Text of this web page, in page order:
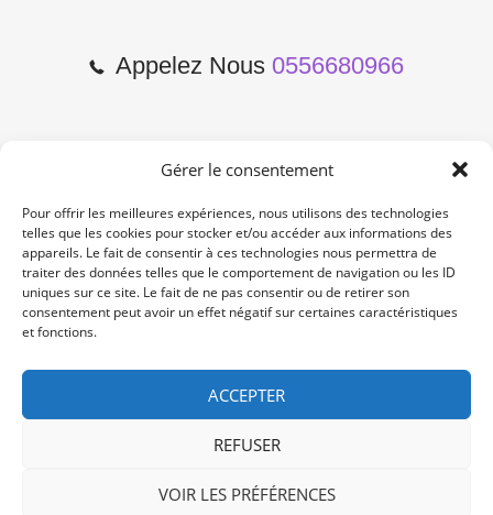
Gérer le consentement
Pour offrir les meilleures expériences, nous utilisons des technologies
telles que les cookies pour stocker et/ou accéder aux informations des
appareils. Le fait de consentir à ces technologies nous permettra de
traiter des données telles que le comportement de navigation ou les ID
uniques sur ce site. Le fait de ne pas consentir ou de retirer son
consentement peut avoir un effet négatif sur certaines caractéristiques
et fonctions.
ACCEPTER
REFUSER
VOIR LES PRÉFÉRENCES
Appelez Nous 0556680966
2 Cours de l'Yser 33800
Bordeaux
Lun-Samedi: 10:00 -19:00
Non Stop
/ /